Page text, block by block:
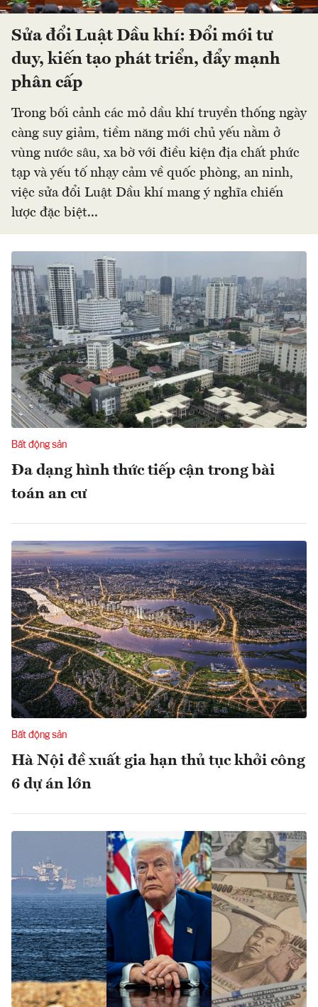
Sửa đổi Luật Dầu khí: Đổi mới tư
duy, kiến tạo phát triển, đẩy mạnh
phân cấp
Trong bối cảnh các mỏ dầu khí truyền thống ngày
càng suy giảm, tiềm năng mới chủ yếu nằm ở
vùng nước sâu, xa bờ với điều kiện địa chất phức
tạp và yếu tố nhạy cảm về quốc phòng, an ninh,
việc sửa đổi Luật Dầu khí mang ý nghĩa chiến
lược đặc biệt...
Bất động sản
Đa dạng hình thức tiếp cận trong bài
toán an cư
Bất động sản
Hà Nội đề xuất gia hạn thủ tục khởi công
6 dự án lớn